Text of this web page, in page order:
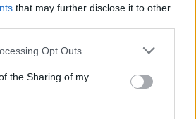
that may further disclose it to other
Opt Outs
the Sharing of my